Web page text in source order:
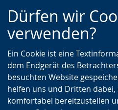
Dürfen wir
verwenden?
Ein Cookie ist eine
dem Endgerät des
besuchten Website
helfen uns und Dritten
komfortabel bereitzustellen